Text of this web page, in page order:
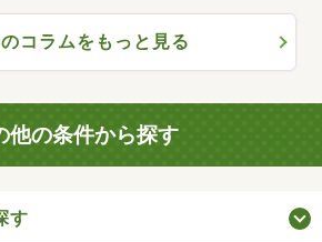
コラムをもっと見る
他の条件から探す
す